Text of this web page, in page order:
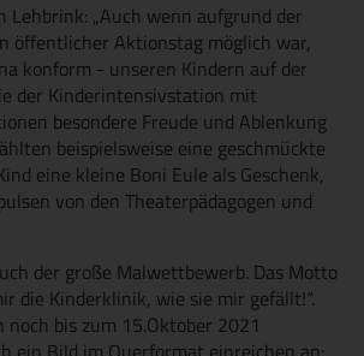
Lehbrink: „Auch wenn aufgrund der
öffentlicher Aktionstag möglich war,
konform - unseren Kindern auf der
der Kinderintensivstation mit
besondere Freude und Ablenkung
beispielsweise eine geschmückte
eine kleine Boni Eule als Geschenk,
von den Theaterpädagogen und
der große Malwettbewerb. Das Motto
die Kinderklinik, wie sie mir gefällt!“.
noch bis zum 15.Oktober 2021